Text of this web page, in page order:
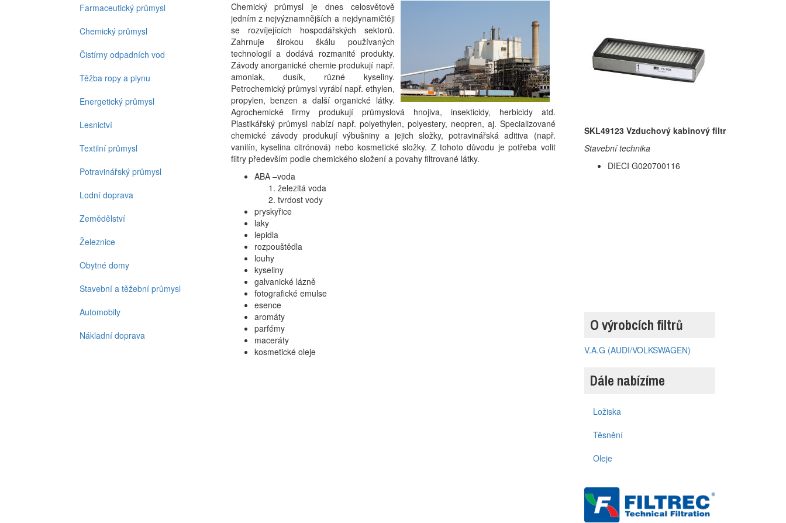
Farmaceutický průmysl
Chemický průmysl
Čistírny odpadních vod
Těžba ropy a plynu
Energetický průmysl
Lesnictví
Textilní průmysl
Potravinářský průmysl
Lodní doprava
Zemědělství
Železnice
Obytné domy
Stavební a těžební průmysl
Automobily
Nákladní doprava
Chemický průmysl je dnes celosvětově
jedním z nejvýznamnějších a nejdynamičtěji
se rozvíjejících hospodářských sektorů.
Zahrnuje širokou škálu používaných
technologií a dodává rozmanité produkty.
Závody anorganické chemie produkují např.
amoniak, dusík, různé kyseliny.
Petrochemický průmysl vyrábí např. ethylen,
propylen, benzen a další organické látky.
Agrochemické firmy produkují průmyslová hnojiva, insekticidy, herbicidy atd.
Plastikářský průmysl nabízí např. polyethylen, polyestery, neopren, aj. Specializované
chemické závody produkují výbušniny a jejich složky, potravinářská aditiva (např.
vanilín, kyselina citrónová) nebo kosmetické složky. Z tohoto důvodu je potřeba volit
filtry především podle chemického složení a povahy filtrované látky.
ABA –voda
železitá voda
tvrdost vody
pryskyřice
laky
lepidla
rozpouštědla
louhy
kyseliny
galvanické lázně
fotografické emulse
esence
aromáty
parfémy
maceráty
kosmetické oleje
SKL49123 Vzduchový kabinový filtr
Stavební technika
DIECI G020700116
O výrobcích filtrů
V.A.G (AUDI/VOLKSWAGEN)
Dále nabízíme
Ložiska
Těsnění
Oleje